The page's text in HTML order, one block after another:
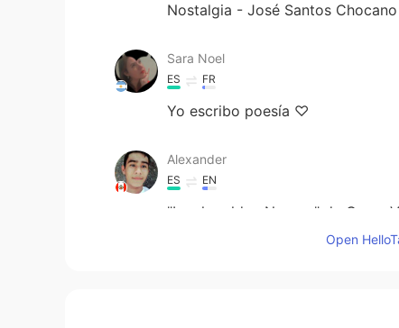
Nostalgia - José Santos Chocano
Sara Noel
ES FR
Yo escribo poesía ♡
Alexander
ES EN
"Los heraldos Negros" de Cesar
Open